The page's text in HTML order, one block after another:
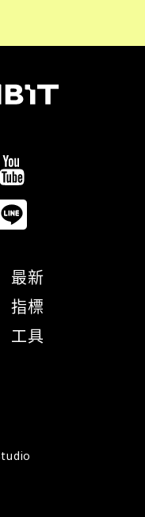
最新
指標
工具